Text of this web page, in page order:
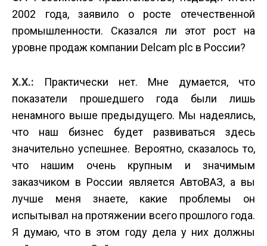
2002 года, заявило о росте отечественной
промышленности. Сказался ли этот рост на
уровне продаж компании Delcam plc в России?
Х.Х.: Практически нет. Мне думается, что
показатели прошедшего года были лишь
ненамного выше предыдущего. Мы надеялись,
что наш бизнес будет развиваться здесь
значительно успешнее. Вероятно, сказалось то,
что нашим очень крупным и значимым
заказчиком в России является АвтоВАЗ, а вы
лучше меня знаете, какие проблемы он
испытывал на протяжении всего прошлого года.
Я думаю, что в этом году дела у них должны